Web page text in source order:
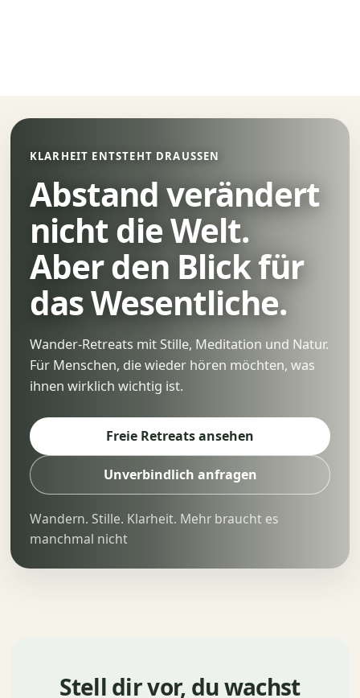
KLARHEIT ENTSTEHT DRAUSSEN
Abstand verändert
nicht die Welt.
Aber den Blick für
das Wesentliche.
Wander-Retreats mit Stille, Meditation und Natur.
Für Menschen, die wieder hören möchten, was
ihnen wirklich wichtig ist.
Freie Retreats ansehen
Unverbindlich anfragen
Wandern. Stille. Klarheit. Mehr braucht es
manchmal nicht
Stell dir vor, du wachst